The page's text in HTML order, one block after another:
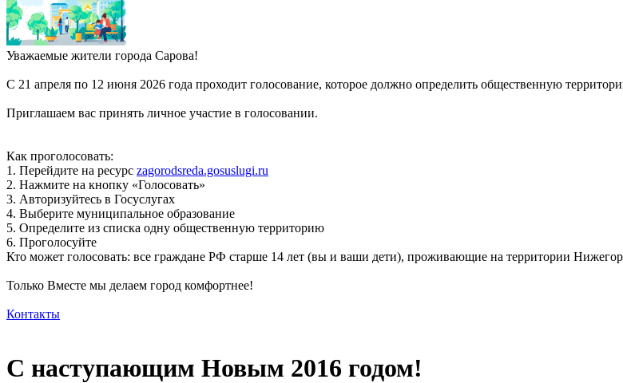
Уважаемые жители города Сарова!
С 21 апреля по 12 июня 2026 года проходит голосование, которое должно определить общественную
Приглашаем вас принять личное участие в голосовании.
Как проголосовать:
1. Перейдите на ресурс zagorodsreda.gosuslugi.ru
2. Нажмите на кнопку «Голосовать»
3. Авторизуйтесь в Госуслугах
4. Выберите муниципальное образование
5. Определите из списка одну общественную территорию
6. Проголосуйте
Кто может голосовать: все граждане РФ старше 14 лет (вы и ваши дети), проживающие на территории
Только Вместе мы делаем город комфортнее!
Контакты
С наступающим Новым 2016 годом!